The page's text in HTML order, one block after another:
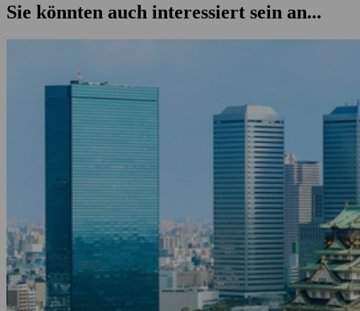
Sie könnten auch interessiert sein an...